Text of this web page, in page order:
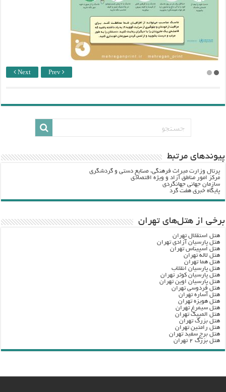
Next Prev
پيوندهاي مرتبط
پرتال وزارت ميراث فرهنگي، صنایع دستی و گردشگري
مرکز امور مناطق آزاد و ویژه اقتصادی
سازمان جهانی جهانگردی
پایگاه خبری هفت گرد
برخی از هتل‌های تهران
هتل استقلال تهران
هتل پارسیان آزادی تهران
هتل اسپیناس تهران
هتل لاله تهران
هتل هما تهران
هتل پارسیان انقلاب
هتل پارسیان کوثر تهران
هتل پارسیان اوین تهران
هتل فردوسی تهران
هتل آساره تهران
هتل هویزه تهران
هتل سیمرغ تهران
هتل المپیک تهران
هتل بزرگ تهران
هتل رامتین تهران
هتل برج سفید تهران
هتل بزرگ ۲ تهران